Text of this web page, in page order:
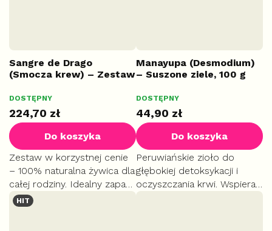
Sangre de Drago
(Smocza krew) – Zestaw
60 ml
4x DUŻE
DOSTĘPNY
224,70 zł
Do koszyka
Zestaw w korzystnej cenie
– 100% naturalna żywica dla
całej rodziny. Idealny zapas
na długofalowe wsparcie
Manayupa (Desmodium)
– Suszone ziele, 100 g
DOSTĘPNY
44,90 zł
Do koszyka
Peruwiańskie zioło do
głębokiej detoksykacji i
oczyszczania krwi. Wspiera
HIT